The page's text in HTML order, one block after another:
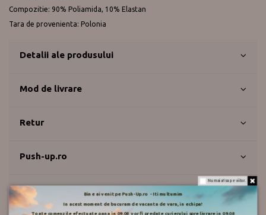
Compozitie: 90% Poliamida, 10% Elastan
Tara de provenienta: Polonia
Detalii ale produsului
Mod de livrare
Retur
Push-up.ro
Recenzii
Nu mai afisa pe viitor.
Bine ai venit pe Push-Up.ro - Iti multumim
In acest moment de bucuram de vacanta de vara, in echipa!
Toate comenzile efectuate pana in 09.08 vor fi predate curierului spre livrare in 09.08